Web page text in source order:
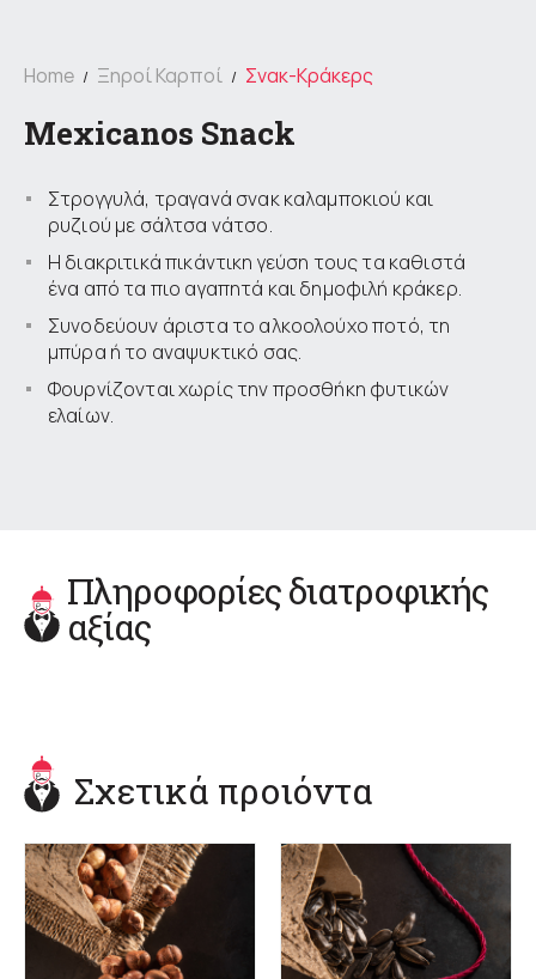
Home Ξηροί Καρποί Σνακ-Κράκερς
Mexicanos Snack
Στρογγυλά, τραγανά σνακ καλαμποκιού και
ρυζιού με σάλτσα νάτσο.
Η διακριτικά πικάντικη γεύση τους τα καθιστά
ένα από τα πιο αγαπητά και δημοφιλή κράκερ.
Συνοδεύουν άριστα το αλκοολούχο ποτό, τη
μπύρα ή το αναψυκτικό σας.
Φουρνίζονται χωρίς την προσθήκη φυτικών
ελαίων.
Πληροφορίες διατροφικής
αξίας
Σχετικά προιόντα